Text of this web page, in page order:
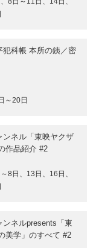
犯科帳 本所の銕／密
～20日
ンネル「東映ヤクザ
作品紹介 #2
8日、13日、16日、
ンネルpresents「東
美学」のすべて #2